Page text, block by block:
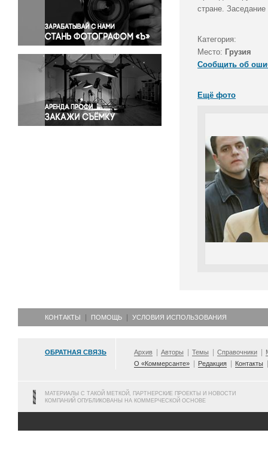
Правосудие
Происшествия и конфликты
Религия
Светская жизнь
Спорт
Экология
Экономика и бизнес
стране. Заседание
Категория:
Место: Грузия
Сообщить об
Ещё фото
КОНТАКТЫ ПОМОЩЬ УСЛОВИЯ ИСПОЛЬЗОВАНИЯ
ОБРАТНАЯ СВЯЗЬ Архив Авторы Темы Справочники
О «Коммерсанте»
Редакция Контакты
МАТЕРИАЛЫ С ТАКОЙ МЕТКОЙ, ПАРТНЕРСКИЕ ПРОЕКТЫ И НОВОСТИ
КОМПАНИЙ ОПУБЛИКОВАНЫ НА КОММЕРЧЕСКОЙ ОСНОВЕ